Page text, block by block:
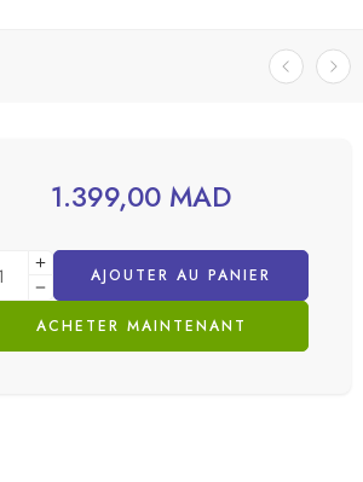
1.399,00 MAD
AJOUTER AU PANIER
ACHETER MAINTENANT